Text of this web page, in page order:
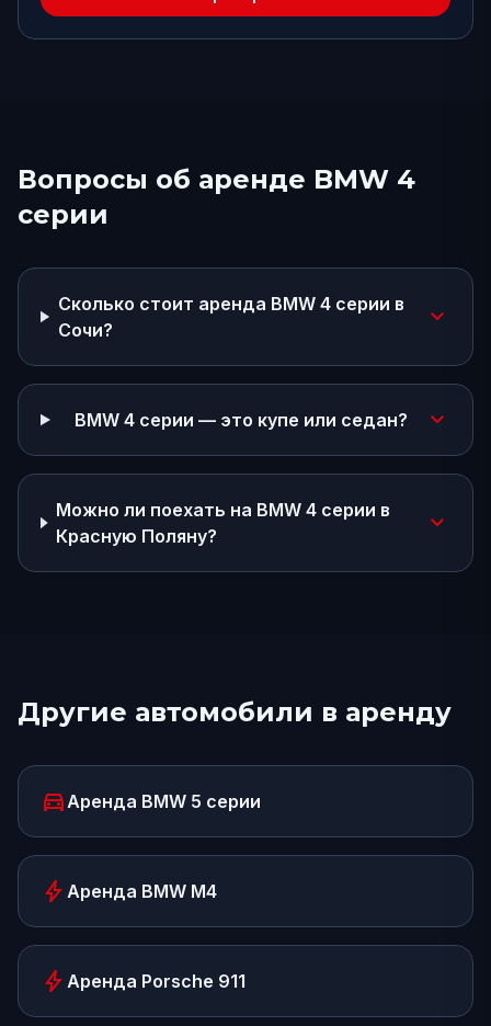
Вопросы об аренде BMW 4
серии
Сколько стоит аренда BMW 4 серии в
Сочи?
expand_more
BMW 4 серии — это купе или седан? expand_more
Можно ли поехать на BMW 4 серии в
Красную Поляну?
expand_more
Другие автомобили в аренду
directions_carАренда BMW 5 серии
bolt Аренда BMW M4
bolt Аренда Porsche 911